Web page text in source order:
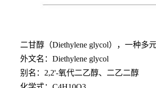
二甘醇（Diethylene glycol），一种多
外文名： Diethylene glycol
别名： 2,2'-氧代二乙醇、二乙二醇